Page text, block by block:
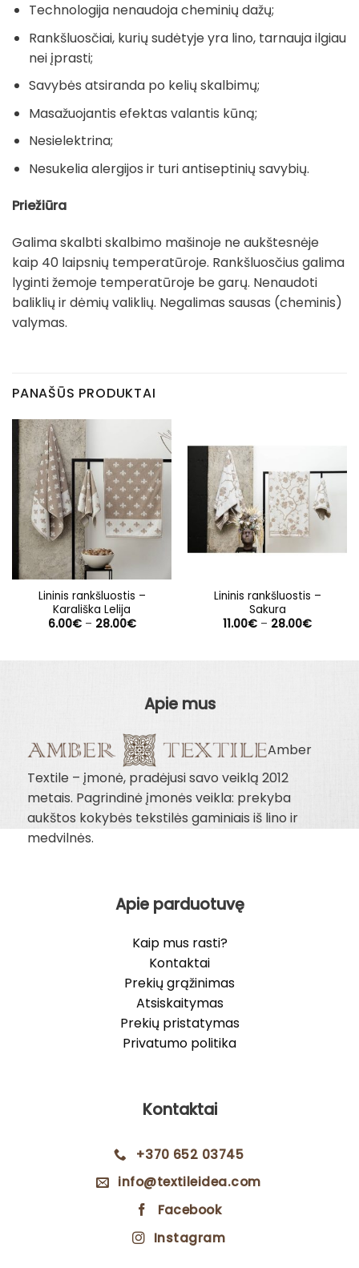
Technologija nenaudoja cheminių dažų;
Rankšluosčiai, kurių sudėtyje yra lino, tarnauja ilgiau
nei įprasti;
Savybės atsiranda po kelių skalbimų;
Masažuojantis efektas valantis kūną;
Nesielektrina;
Nesukelia alergijos ir turi antiseptinių savybių.
Priežiūra
Galima skalbti skalbimo mašinoje ne aukštesnėje
kaip 40 laipsnių temperatūroje. Rankšluosčius galima
lyginti žemoje temperatūroje be garų. Nenaudoti
baliklių ir dėmių valiklių. Negalimas sausas (cheminis)
valymas.
PANAŠŪS PRODUKTAI
Lininis rankšluostis –
Karališka Lelija
6.00€ – 28.00€Price
Lininis rankšluostis –
Sakura
11.00€ – 28.00€Price
Apie mus
Amber
Textile – įmonė, pradėjusi savo veiklą 2012
metais. Pagrindinė įmonės veikla: prekyba
aukštos kokybės tekstilės gaminiais iš lino ir
medvilnės.
Apie parduotuvę
Kaip mus rasti?
Kontaktai
Prekių grąžinimas
Atsiskaitymas
Prekių pristatymas
Privatumo politika
Kontaktai
+370 652 03745
info@textileidea.com
Facebook
Instagram